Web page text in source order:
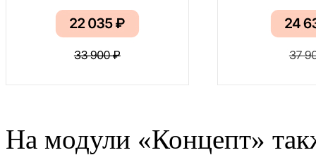
На модули «Концепт» та